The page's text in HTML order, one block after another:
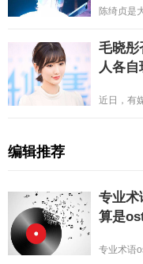
陈绮贞是
毛晓彤
人各自
近日，有
编辑推荐
专业术
算是
专业术语